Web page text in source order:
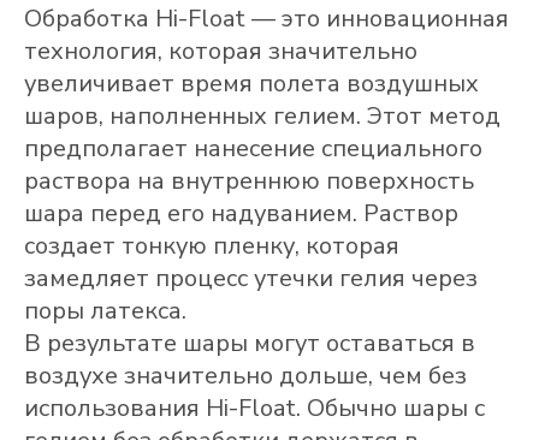
Обработка Hi-Float — это инновационная
технология, которая значительно
увеличивает время полета воздушных
шаров, наполненных гелием. Этот метод
предполагает нанесение специального
раствора на внутреннюю поверхность
шара перед его надуванием. Раствор
создает тонкую пленку, которая
замедляет процесс утечки гелия через
поры латекса.
В результате шары могут оставаться в
воздухе значительно дольше, чем без
использования Hi-Float. Обычно шары с